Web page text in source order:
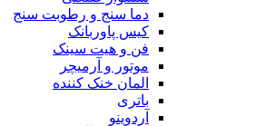
دما سنج و رطوبت سنج
کیس پاوربانک
فن و هیت سینک
موتور و آرمیچر
المان خنک کننده
باتری
آردوینو